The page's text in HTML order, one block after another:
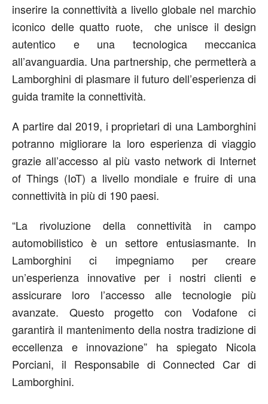
inserire la connettività a livello globale nel marchio
iconico delle quatto ruote, che unisce il design
autentico e una tecnologica meccanica
all’avanguardia. Una partnership, che permetterà a
Lamborghini di plasmare il futuro dell’esperienza di
guida tramite la connettività.
A partire dal 2019, i proprietari di una Lamborghini
potranno migliorare la loro esperienza di viaggio
grazie all’accesso al più vasto network di Internet
of Things (IoT) a livello mondiale e fruire di una
connettività in più di 190 paesi.
“La rivoluzione della connettività in campo
automobilistico è un settore entusiasmante. In
Lamborghini ci impegniamo per creare
un’esperienza innovative per i nostri clienti e
assicurare loro l’accesso alle tecnologie più
avanzate. Questo progetto con Vodafone ci
garantirà il mantenimento della nostra tradizione di
eccellenza e innovazione” ha spiegato Nicola
Porciani, il Responsabile di Connected Car di
Lamborghini.